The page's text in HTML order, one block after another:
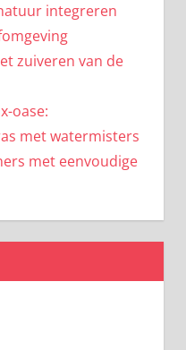
integreren
zuiveren van de
oase:
met watermisters
met eenvoudige